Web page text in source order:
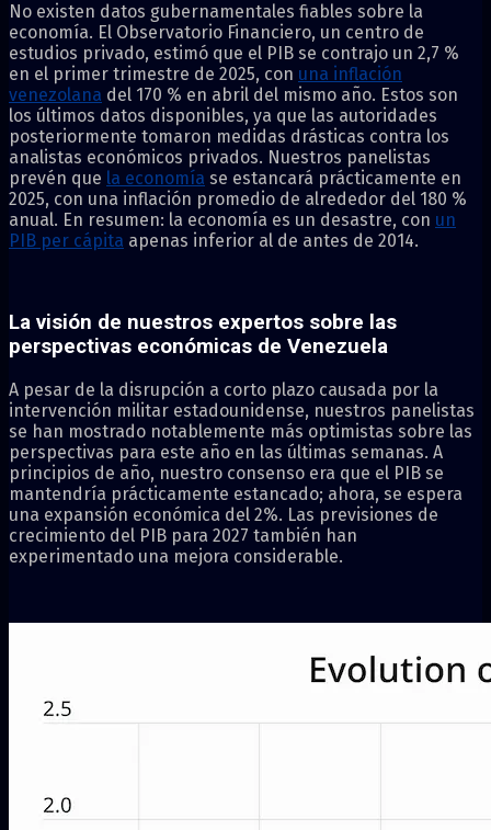
No existen datos gubernamentales fiables sobre la
economía. El Observatorio Financiero, un centro de
estudios privado, estimó que el PIB se contrajo un 2,7 %
en el primer trimestre de 2025, con una inflación
venezolana del 170 % en abril del mismo año. Estos son
los últimos datos disponibles, ya que las autoridades
posteriormente tomaron medidas drásticas contra los
analistas económicos privados. Nuestros panelistas
prevén que la economía se estancará prácticamente en
2025, con una inflación promedio de alrededor del 180 %
anual. En resumen: la economía es un desastre, con un
PIB per cápita apenas inferior al de antes de 2014.
La visión de nuestros expertos sobre las
perspectivas económicas de Venezuela
A pesar de la disrupción a corto plazo causada por la
intervención militar estadounidense, nuestros panelistas
se han mostrado notablemente más optimistas sobre las
perspectivas para este año en las últimas semanas. A
principios de año, nuestro consenso era que el PIB se
mantendría prácticamente estancado; ahora, se espera
una expansión económica del 2%. Las previsiones de
crecimiento del PIB para 2027 también han
experimentado una mejora considerable.